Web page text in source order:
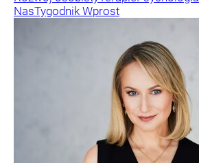
NasTygodnik Wprost